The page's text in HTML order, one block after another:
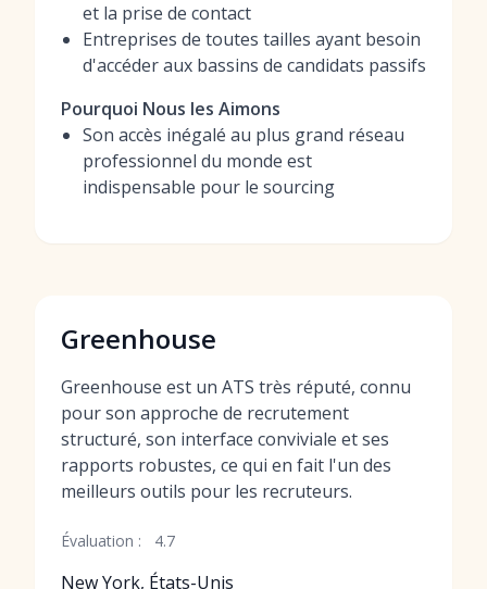
et la prise de contact
Entreprises de toutes tailles ayant besoin
d'accéder aux bassins de candidats passifs
Pourquoi Nous les Aimons
Son accès inégalé au plus grand réseau
professionnel du monde est
indispensable pour le sourcing
Greenhouse
Greenhouse est un ATS très réputé, connu
pour son approche de recrutement
structuré, son interface conviviale et ses
rapports robustes, ce qui en fait l'un des
meilleurs outils pour les recruteurs.
Évaluation : 4.7
New York, États-Unis